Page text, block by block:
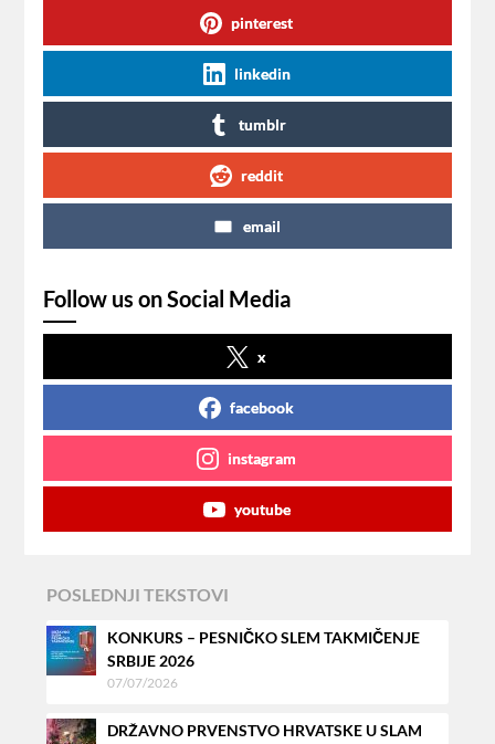
pinterest
linkedin
tumblr
reddit
email
Follow us on Social Media
x
facebook
instagram
youtube
POSLEDNJI TEKSTOVI
KONKURS – PESNIČKO SLEM TAKMIČENJE
SRBIJE 2026
07/07/2026
DRŽAVNO PRVENSTVO HRVATSKE U SLAM